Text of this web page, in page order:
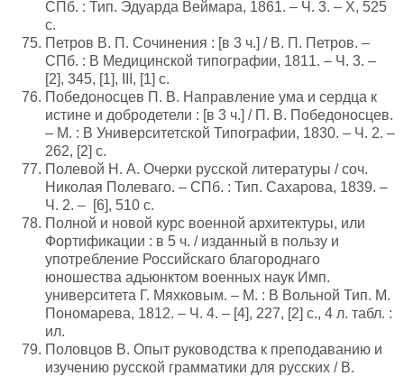
СПб. : Тип. Эдуарда Веймара, 1861. – Ч. 3. – X, 525
с.
Петров В. П. Сочинения : [в 3 ч.] / В. П. Петров. –
СПб. : В Медицинской типографии, 1811. – Ч. 3. –
[2], 345, [1], III, [1] с.
Победоносцев П. В. Направление ума и сердца к
истине и добродетели : [в 3 ч.] / П. В. Победоносцев.
– М. : В Университетской Типографии, 1830. – Ч. 2. –
262, [2] с.
Полевой Н. А. Очерки русской литературы / соч.
Николая Полеваго. – СПб. : Тип. Сахарова, 1839. –
Ч. 2. – [6], 510 с.
Полной и новой курс военной архитектуры, или
Фортификации : в 5 ч. / изданный в пользу и
употребление Российскаго благороднаго
юношества адьюнктом военных наук Имп.
университета Г. Мяхковым. – М. : В Вольной Тип. М.
Пономарева, 1812. – Ч. 4. – [4], 227, [2] с., 4 л. табл. :
ил.
Половцов В. Опыт руководства к преподаванию и
изучению русской грамматики для русских / В.